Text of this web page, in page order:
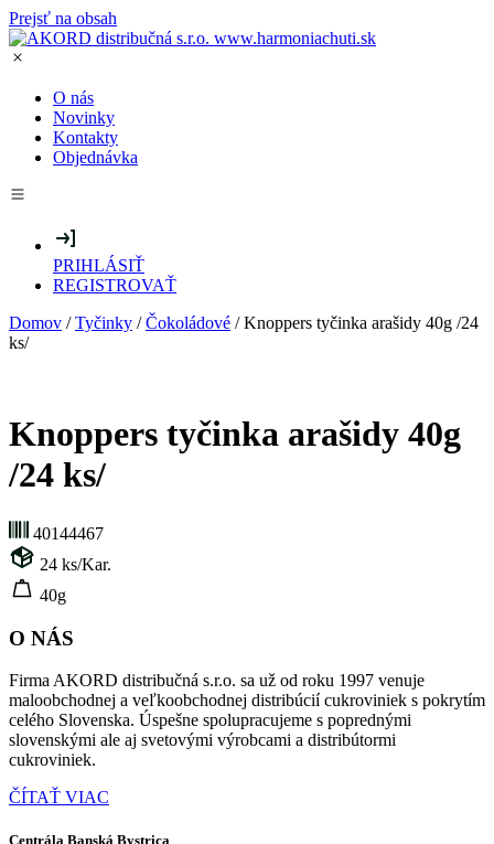
Prejsť na obsah
O nás
Novinky
Kontakty
Objednávka
PRIHLÁSIŤ
REGISTROVAŤ
Domov /Tyčinky /Čokoládové / Knoppers tyčinka arašidy 40g /24
ks/
Knoppers tyčinka arašidy 40g
/24 ks/
40144467
24 ks/Kar.
40g
O NÁS
Firma AKORD distribučná s.r.o. sa už od roku 1997 venuje
maloobchodnej a veľkoobchodnej distribúcií cukroviniek s pokrytím
celého Slovenska. Úspešne spolupracujeme s poprednými
slovenskými ale aj svetovými výrobcami a distribútormi
cukroviniek.
ČÍTAŤ VIAC
Centrála Banská Bystrica